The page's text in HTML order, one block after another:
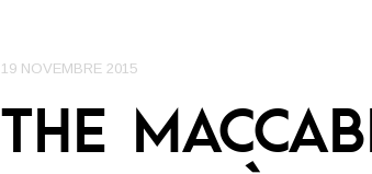
19 NOVEMBRE 2015
THE